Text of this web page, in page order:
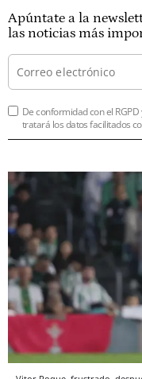
Apúntate a la
las noticias más
De conformidad con el RGPD
tratará los datos facilitados